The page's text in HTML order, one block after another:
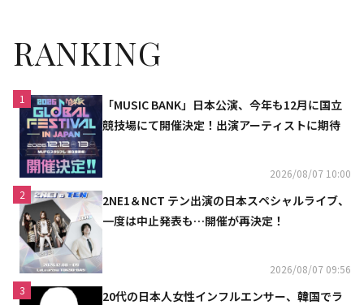
RANKING
1
「MUSIC BANK」日本公演、今年も12月に国立
競技場にて開催決定！出演アーティストに期待
2026/08/07 10:00
2
2NE1＆NCT テン出演の日本スペシャルライブ、
一度は中止発表も…開催が再決定！
2026/08/07 09:56
3
20代の日本人女性インフルエンサー、韓国でラ